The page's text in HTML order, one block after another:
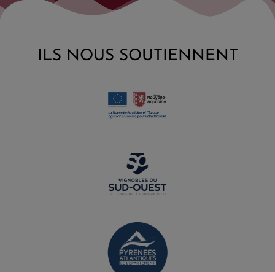
ILS NOUS SOUTIENNENT